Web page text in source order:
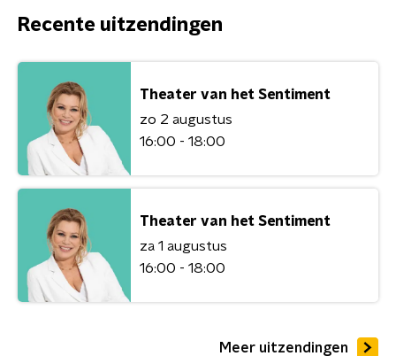
Recente uitzendingen
Theater van het Sentiment
zo 2 augustus
16:00 - 18:00
Theater van het Sentiment
za 1 augustus
16:00 - 18:00
Meer uitzendingen